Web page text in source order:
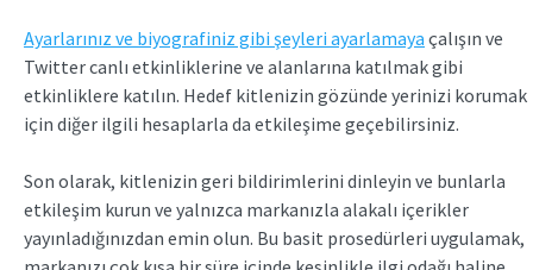
Ayarlarınız ve biyografiniz gibi şeyleri ayarlamaya çalışın ve
Twitter canlı etkinliklerine ve alanlarına katılmak gibi
etkinliklere katılın. Hedef kitlenizin gözünde yerinizi korumak
için diğer ilgili hesaplarla da etkileşime geçebilirsiniz.
Son olarak, kitlenizin geri bildirimlerini dinleyin ve bunlarla
etkileşim kurun ve yalnızca markanızla alakalı içerikler
yayınladığınızdan emin olun. Bu basit prosedürleri uygulamak,